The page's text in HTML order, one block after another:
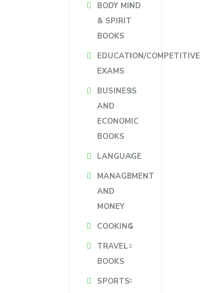
BODY MIND
& SPIRIT
BOOKS
EDUCATION/COMPETITIVE
EXAMS
BUSINESS
AND
ECONOMIC
BOOKS
LANGUAGE
MANAGEMENT
AND
MONEY
COOKING
TRAVEL
BOOKS
SPORTS